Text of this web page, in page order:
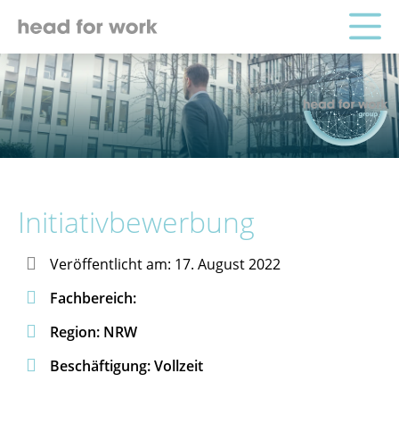
Initiativbewerbung
 Veröffentlicht am: 17. August 2022
 Fachbereich:
 Region: NRW
 Beschäftigung: Vollzeit